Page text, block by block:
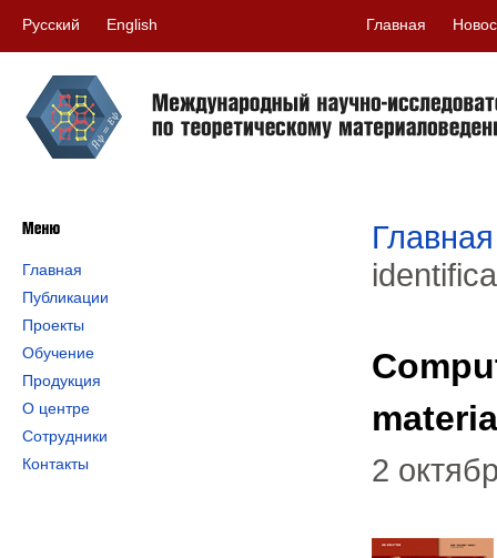
Русский English Главная
Главная
Публикации
Проекты
Обучение
Продукция
О центре
Сотрудники
Контакты
Главная
2